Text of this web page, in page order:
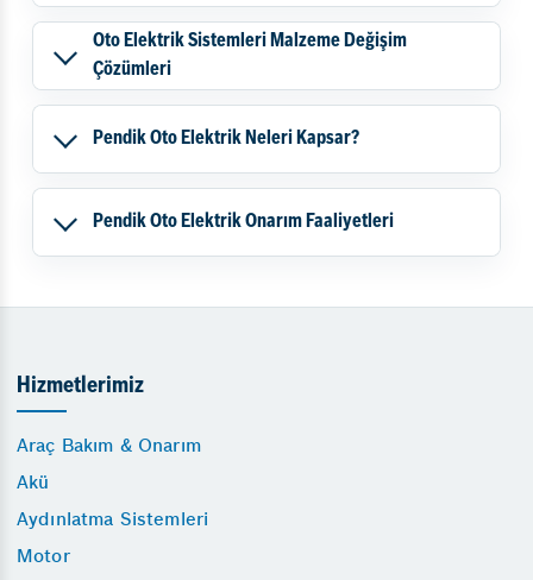
Oto Elektrik Sistemleri Malzeme Değişim
Çözümleri
Pendik Oto Elektrik Neleri Kapsar?
Pendik Oto Elektrik Onarım Faaliyetleri
Hizmetlerimiz
Araç Bakım & Onarım
Akü
Aydınlatma Sistemleri
Motor